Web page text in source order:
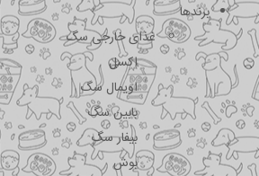
برندها
غذای خارجی سگ
اکسل
اویمال سگ
بابین سگ
بیفار سگ
بوش